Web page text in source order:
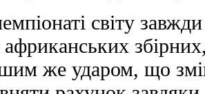
світу
же ударом, що